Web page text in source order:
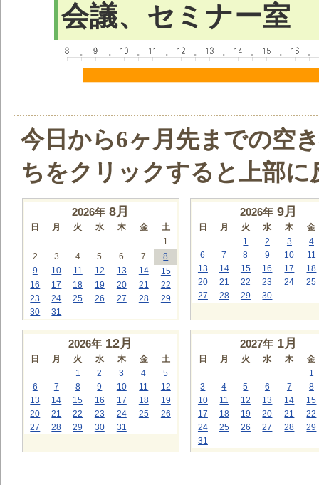
会議、セミナー室
今日から6ヶ月先までの空
ちをクリックすると上部に
2026年 8月
日 月 火 水 木 金
土
1
2
3 4 5 6 7
8
9
10 11 12 13 14
15
16
17 18 19 20 21
22
23
24 25 26 27 28
29
30
31
2026年 9月
日 月 火 水 木
金
1
2 3
4
6
7 8 9 10
11
13
14 15 16 17
18
20
21 22 23 24
25
27
28 29 30
2026年 12月
日 月 火 水 木 金
土
1
2 3 4
5
6
7 8 9 10 11
12
13
14 15 16 17 18
19
20
21 22 23 24 25
26
27
28 29 30 31
2027年 1月
日 月 火 水 木
金
1
3
4 5 6 7
8
10
11 12 13 14
15
17
18 19 20 21
22
24
25 26 27 28
29
31